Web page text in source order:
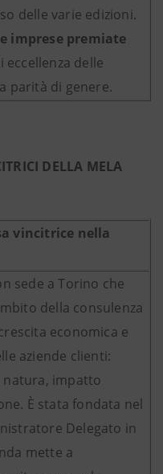
delle varie edizioni.
imprese premiate
eccellenza delle
parità di genere.
DELLA MELA
vincitrice nella
sede a Torino che
della consulenza
economica e
aziende clienti:
natura, impatto
È stata fondata nel
Delegato in
mette a